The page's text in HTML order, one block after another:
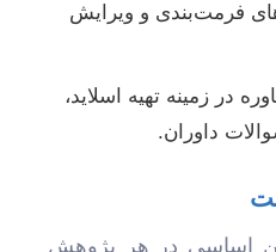
فرمت‌بندی و ویرایش
در زمینه تهیه اسلاید،
داوران.
اساسی در هر پژوهش